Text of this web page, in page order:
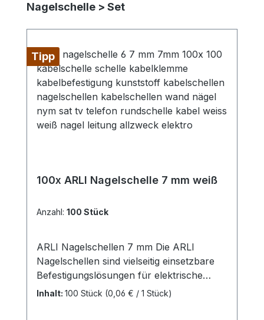
Nagelschelle > Set
Tipp
100x ARLI Nagelschelle 7 mm weiß
Anzahl: 100 Stück
ARLI Nagelschellen 7 mm Die ARLI
Nagelschellen sind vielseitig einsetzbare
Befestigungslösungen für elektrische
Leitungen und Kabel mit einem
Inhalt: 100 Stück (0,06 € / 1 Stück)